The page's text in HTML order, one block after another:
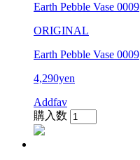
Earth Pebble Vase 0009
ORIGINAL
Earth Pebble Vase 0009
4,290yen
Addfav
購入数